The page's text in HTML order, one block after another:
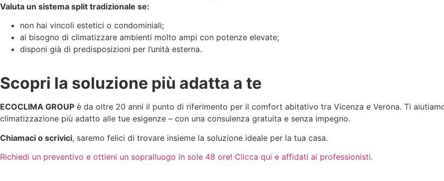
Valuta un sistema split tradizionale se:
non hai vincoli estetici o condominiali;
ai bisogno di climatizzare ambienti molto ampi con potenze elevate;
disponi già di predisposizioni per l’unità esterna.
Scopri la soluzione più adatta a te
ECOCLIMA GROUP è da oltre 20 anni il punto di riferimento per il comfort abitativo tra Vicenza e Verona. Ti
climatizzazione più adatto alle tue esigenze – con una consulenza gratuita e senza impegno.
Chiamaci o scrivici, saremo felici di trovare insieme la soluzione ideale per la tua casa.
Richiedi un preventivo e ottieni un sopralluogo in sole 48 ore! Clicca qui e affidati ai professionisti.